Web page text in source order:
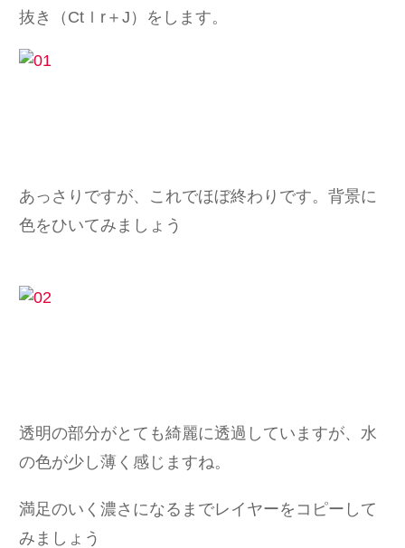
抜き（Ctｌr＋J）をします。
あっさりですが、これでほぼ終わりです。背景に
色をひいてみましょう
透明の部分がとても綺麗に透過していますが、水
の色が少し薄く感じますね。
満足のいく濃さになるまでレイヤーをコピーして
みましょう